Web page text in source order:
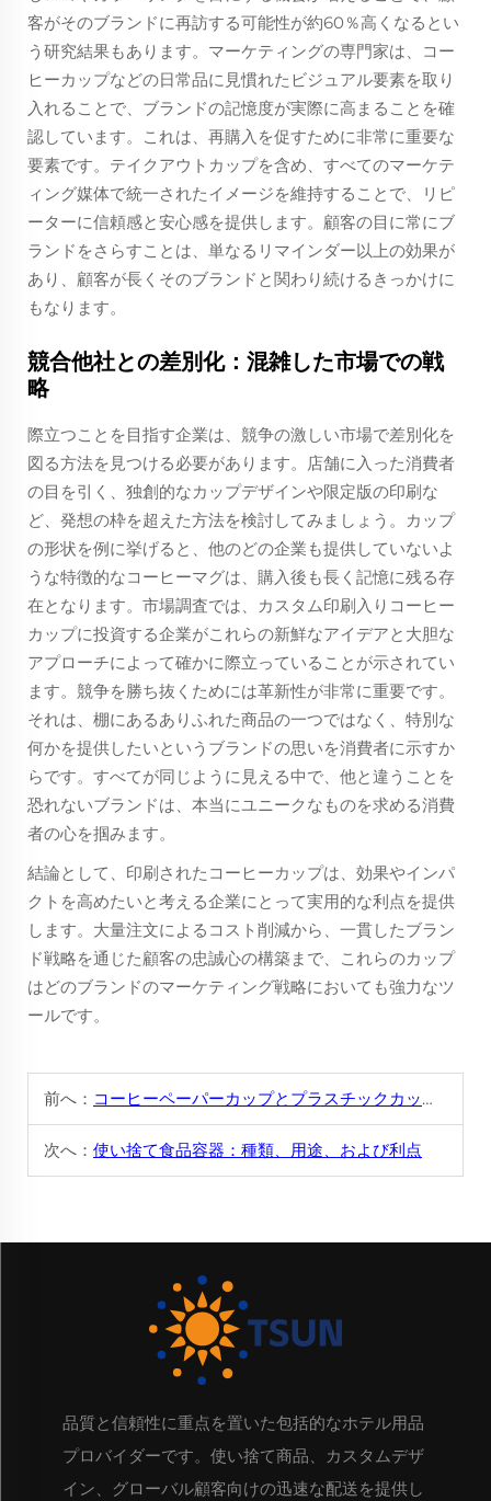
客がそのブランドに再訪する可能性が約60％高くなるとい
う研究結果もあります。マーケティングの専門家は、コー
ヒーカップなどの日常品に見慣れたビジュアル要素を取り
入れることで、ブランドの記憶度が実際に高まることを確
認しています。これは、再購入を促すために非常に重要な
要素です。テイクアウトカップを含め、すべてのマーケテ
ィング媒体で統一されたイメージを維持することで、リピ
ーターに信頼感と安心感を提供します。顧客の目に常にブ
ランドをさらすことは、単なるリマインダー以上の効果が
あり、顧客が長くそのブランドと関わり続けるきっかけに
もなります。
競合他社との差別化：混雑した市場での戦
略
際立つことを目指す企業は、競争の激しい市場で差別化を
図る方法を見つける必要があります。店舗に入った消費者
の目を引く、独創的なカップデザインや限定版の印刷な
ど、発想の枠を超えた方法を検討してみましょう。カップ
の形状を例に挙げると、他のどの企業も提供していないよ
うな特徴的なコーヒーマグは、購入後も長く記憶に残る存
在となります。市場調査では、カスタム印刷入りコーヒー
カップに投資する企業がこれらの新鮮なアイデアと大胆な
アプローチによって確かに際立っていることが示されてい
ます。競争を勝ち抜くためには革新性が非常に重要です。
それは、棚にあるありふれた商品の一つではなく、特別な
何かを提供したいというブランドの思いを消費者に示すか
らです。すべてが同じように見える中で、他と違うことを
恐れないブランドは、本当にユニークなものを求める消費
者の心を掴みます。
結論として、印刷されたコーヒーカップは、効果やインパ
クトを高めたいと考える企業にとって実用的な利点を提供
します。大量注文によるコスト削減から、一貫したブラン
ド戦略を通じた顧客の忠誠心の構築まで、これらのカップ
はどのブランドのマーケティング戦略においても強力なツ
ールです。
前へ： コーヒーペーパーカップとプラスチックカップ：どちらが環境に優しいか？
次へ： 使い捨て食品容器：種類、用途、および利点
品質と信頼性に重点を置いた包括的なホテル用品
プロバイダーです。使い捨て商品、カスタムデザ
イン、グローバル顧客向けの迅速な配送を提供し